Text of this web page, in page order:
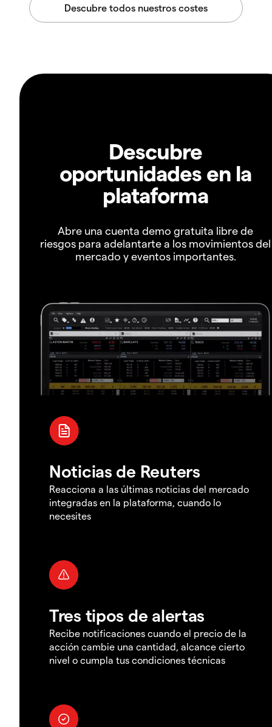
Descubre
oportunidades en la
plataforma
Abre una cuenta demo gratuita libre de
riesgos para adelantarte a los movimientos del
mercado y eventos importantes.
Noticias de Reuters
Reacciona a las últimas noticias del mercado
integradas en la plataforma, cuando lo
necesites
Tres tipos de alertas
Recibe notificaciones cuando el precio de la
acción cambie una cantidad, alcance cierto
nivel o cumpla tus condiciones técnicas